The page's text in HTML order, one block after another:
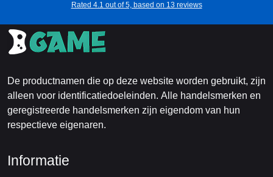
Rated 4.1 out of 5, based on 13 reviews
De productnamen die op deze website worden gebruikt, zijn
alleen voor identificatiedoeleinden. Alle handelsmerken en
geregistreerde handelsmerken zijn eigendom van hun
respectieve eigenaren.
Informatie